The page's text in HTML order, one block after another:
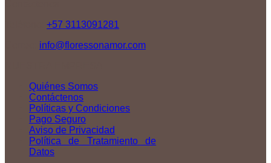
+57 3113091281
info@floressonamor.com
Quiénes Somos
Contáctenos
Políticas y Condiciones
Pago Seguro
Aviso de Privacidad
Política de Tratamiento de
Datos